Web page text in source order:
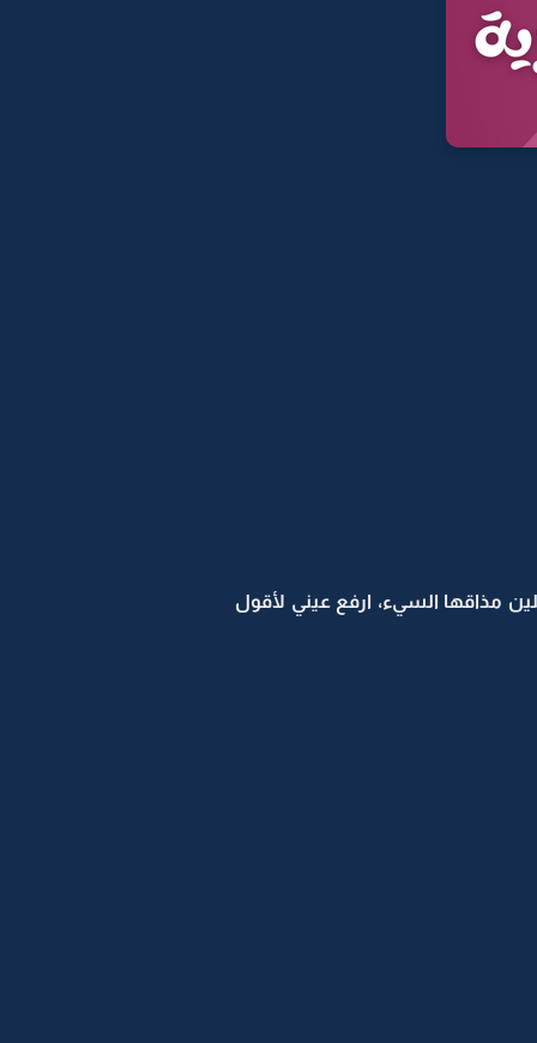
مذاقها السيء، ارفع عيني لأقول